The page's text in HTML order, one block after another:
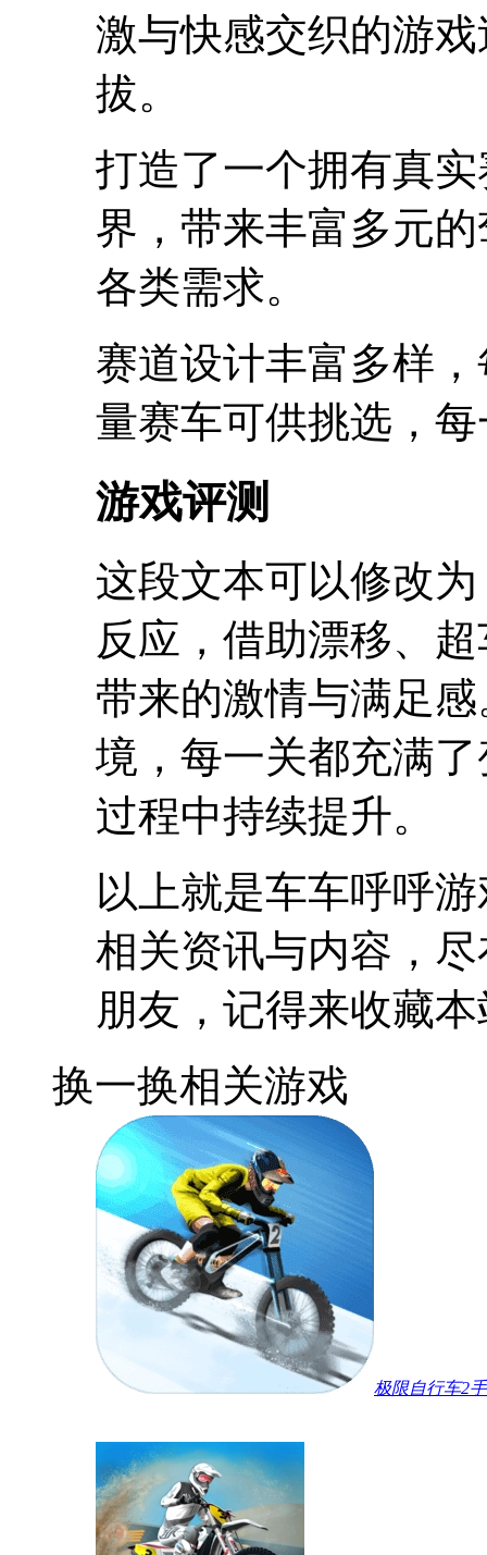
激与快感交织的游
拔。
打造了一个拥有真
界，带来丰富多元
各类需求。
赛道设计丰富多样
量赛车可供挑选，
游戏评测
这段文本可以修改
反应，借助漂移、
带来的激情与满足
境，每一关都充满
过程中持续提升。
以上就是车车呼呼
相关资讯与内容，
朋友，记得来收藏
换一换相关游戏
极限自行车2